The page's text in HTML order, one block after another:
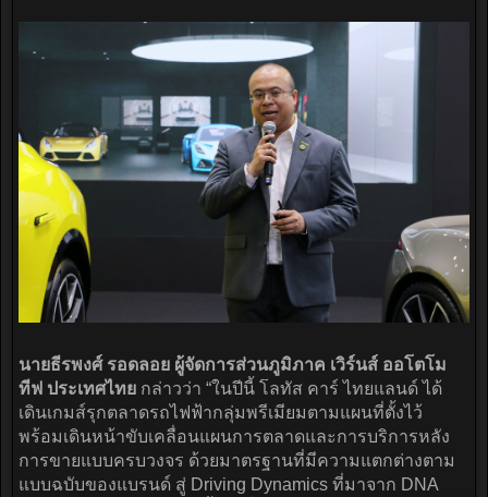
นายธีรพงศ์ รอดลอย ผู้จัดการส่วนภูมิภาค เวิร์นส์ ออโตโม
ทีฟ ประเทศไทย กล่าวว่า “ในปีนี้ โลทัส คาร์ ไทยแลนด์ ได้
เดินเกมส์รุกตลาดรถไฟฟ้ากลุ่มพรีเมียมตามแผนที่ตั้งไว้
พร้อมเดินหน้าขับเคลื่อนแผนการตลาดและการบริการหลัง
การขายแบบครบวงจร ด้วยมาตรฐานที่มีความแตกต่างตาม
แบบฉบับของแบรนด์ สู่ Driving Dynamics ที่มาจาก DNA